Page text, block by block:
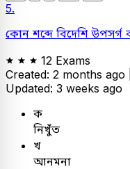
5.
কোন শব্দে বিদেশি উপসর্গ
12 Exams
Created: 2 months ago |
Updated: 3 weeks ago
ক
নিখুঁত
খ
আনমনা